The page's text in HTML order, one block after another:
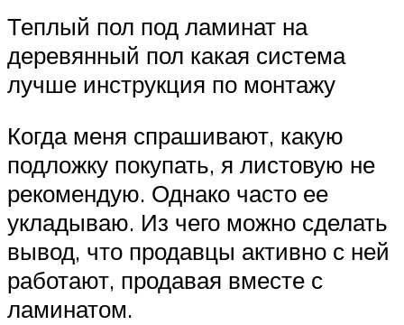
Теплый пол под ламинат на
деревянный пол какая система
лучше инструкция по монтажу
Когда меня спрашивают, какую
подложку покупать, я листовую не
рекомендую. Однако часто ее
укладываю. Из чего можно сделать
вывод, что продавцы активно с ней
работают, продавая вместе с
ламинатом.